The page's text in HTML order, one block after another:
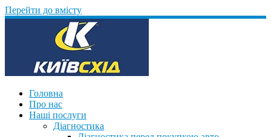
Перейти до вмісту
Головна
Про нас
Наші послуги
Діагностика